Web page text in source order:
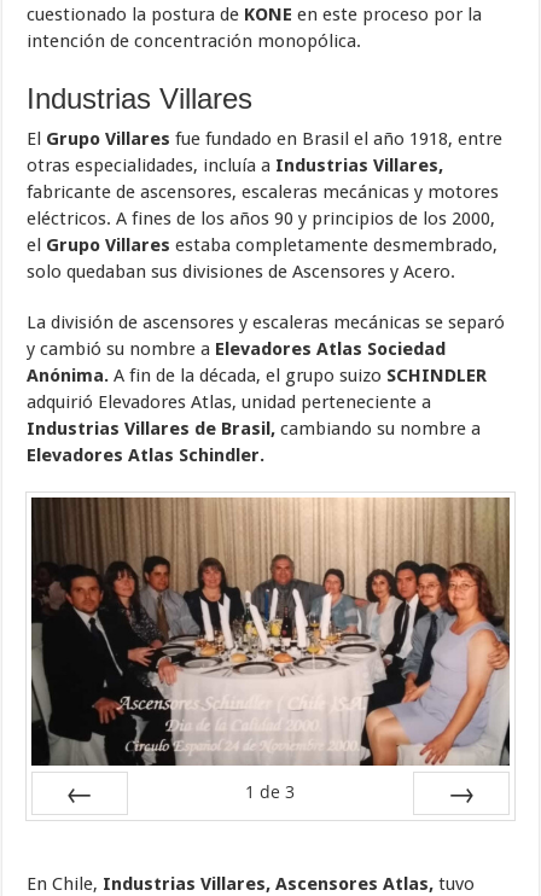
cuestionado la postura de KONE en este proceso por la
intención de concentración monopólica.
Industrias Villares
El Grupo Villares fue fundado en Brasil el año 1918, entre
otras especialidades, incluía a Industrias Villares,
fabricante de ascensores, escaleras mecánicas y motores
eléctricos. A fines de los años 90 y principios de los 2000,
el Grupo Villares estaba completamente desmembrado,
solo quedaban sus divisiones de Ascensores y Acero.
La división de ascensores y escaleras mecánicas se separó
y cambió su nombre a Elevadores Atlas Sociedad
Anónima. A fin de la década, el grupo suizo SCHINDLER
adquirió Elevadores Atlas, unidad perteneciente a
Industrias Villares de Brasil, cambiando su nombre a
Elevadores Atlas Schindler.
1 de 3
En Chile, Industrias Villares, Ascensores Atlas, tuvo